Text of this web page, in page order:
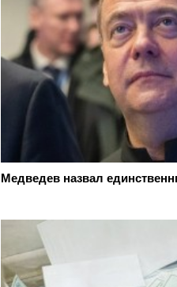
Медведев назвал